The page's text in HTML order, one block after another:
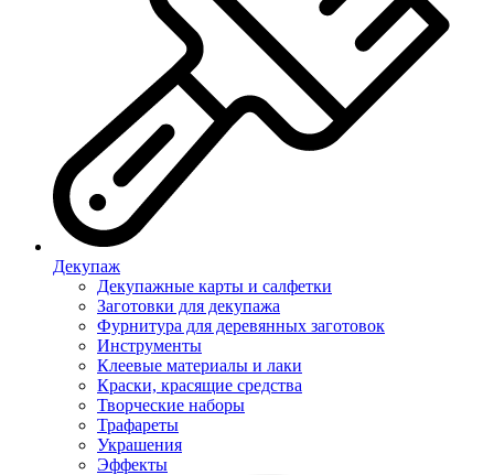
Декупаж
Декупажные карты и салфетки
Заготовки для декупажа
Фурнитура для деревянных заготовок
Инструменты
Клеевые материалы и лаки
Краски, красящие средства
Творческие наборы
Трафареты
Украшения
Эффекты